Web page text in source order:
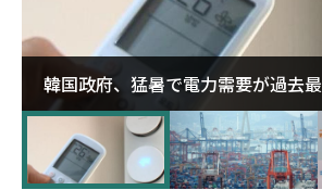
韓国政府、猛暑で電力需要が過去
に需給対応体制を点検